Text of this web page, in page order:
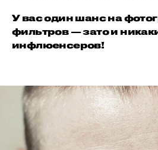
У вас один шанс на
фильтров — зато и
инфлюенсеров!